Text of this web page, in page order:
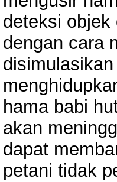
deteksi objek
dengan cara
hama babi
akan
dapat
petani tidak